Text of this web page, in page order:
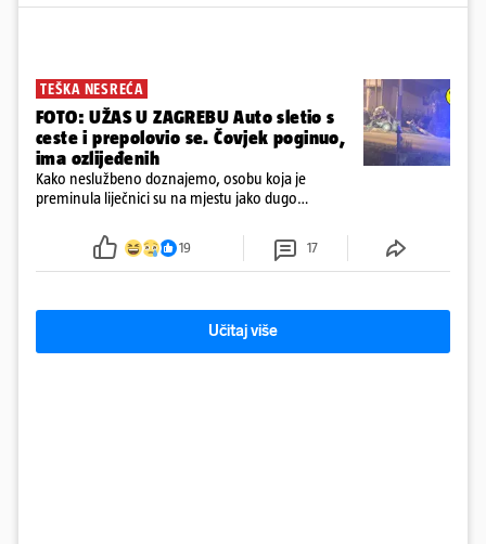
TEŠKA NESREĆA
FOTO: UŽAS U ZAGREBU Auto sletio s
ceste i prepolovio se. Čovjek poginuo,
ima ozlijeđenih
Kako neslužbeno doznajemo, osobu koja je
preminula liječnici su na mjestu jako dugo
19 17
Učitaj više